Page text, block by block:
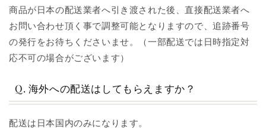
商品が日本の配送業者へ引き渡された後、直接配送業者へ
お問い合わせ頂く事で調整可能となりますので、追跡番号
の発行をお待ちくださいませ。（一部配送では日時指定対
応不可の場合がございます）
Q. 海外への配送はしてもらえますか？
配送は日本国内のみになります。